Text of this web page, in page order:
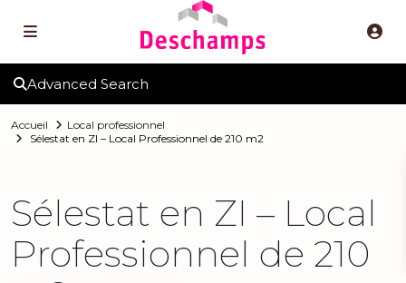
Advanced Search
Accueil
Local professionnel
Sélestat en ZI – Local Professionnel de 210 m2
Sélestat en ZI – Local
Professionnel de 210